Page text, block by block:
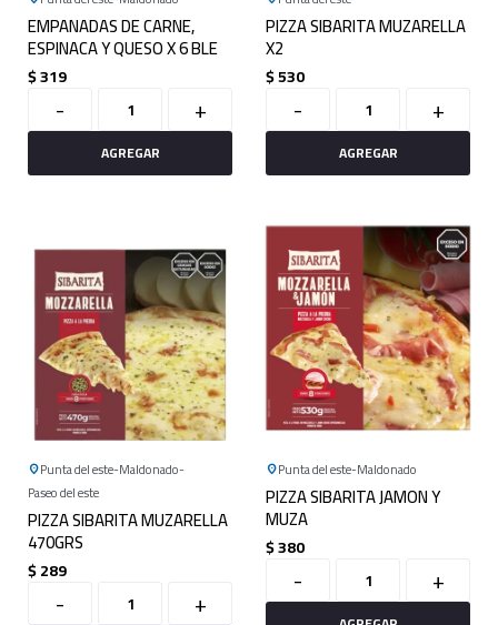
EMPANADAS DE CARNE,
ESPINACA Y QUESO X 6 BLE
$319
- +
PIZZA SIBARITA MUZARELLA
X2
$530
- +
Punta del este Maldonado
Paseo del este
PIZZA SIBARITA MUZARELLA
470GRS
$289
- +
Punta del este Maldonado
PIZZA SIBARITA JAMON Y
MUZA
$380
- +